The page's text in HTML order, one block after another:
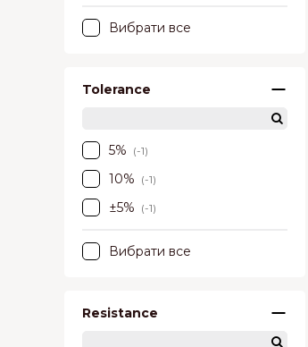
Вибрати все
Tolerance
5% (-1)
10% (-1)
±5% (-1)
Вибрати все
Resistance